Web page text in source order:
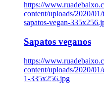
https://
content/uploads/2020/
sapatos-vegan-
Sapatos veganos
https://
content/uploads/2020/
1-335x256.jpg